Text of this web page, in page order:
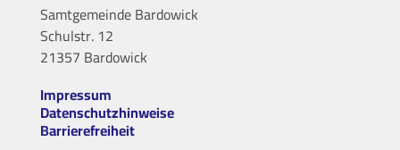
Samtgemeinde Bardowick
Schulstr. 12
21357 Bardowick
Impressum
Datenschutzhinweise
Barrierefreiheit